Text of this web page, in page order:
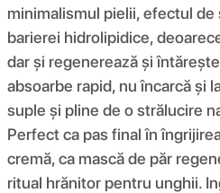
minimalismul pielii, efectul
barierei hidrolipidice,
dar și regenerează și
absoarbe rapid, nu încarcă și
suple și pline de o strălucire
Perfect ca pas final în
cremă, ca mască de păr
ritual hrănitor pentru unghii.